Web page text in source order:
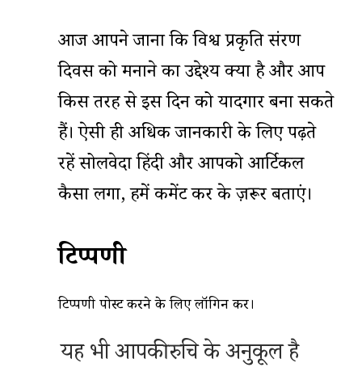
आज आपने जाना कि विश्व प्रकृति संरक्षण
दिवस को मनाने का उद्देश्य क्या है और आप
किस तरह से इस दिन को यादगार बना सकते
हैं। ऐसी ही अधिक जानकारी के लिए पढ़ते
रहें सोलवेदा हिंदी और आपको आर्टिकल
कैसा लगा, हमें कमेंट कर के ज़रूर बताएं।
टिप्पणी
टिप्पणी पोस्ट करने के लिएलॉगिनकरें।
यह भी आपकी रुचि के अनुकूल है